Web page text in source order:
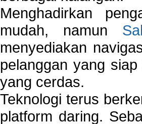
Menghadirkan
mudah, namun
menyediakan
pelanggan yang
yang cerdas.
Teknologi terus
platform daring.